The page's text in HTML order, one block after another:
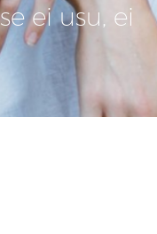
ei usu, ei